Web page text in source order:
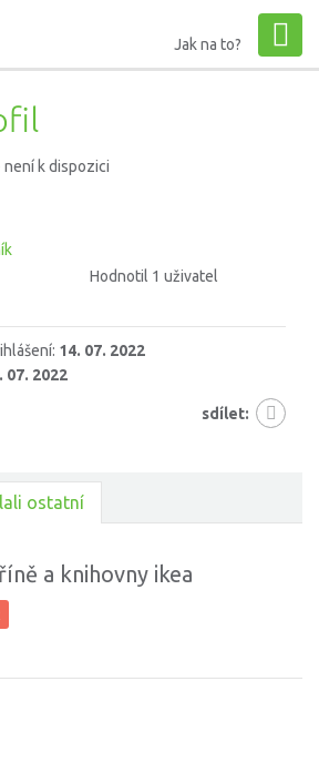
Jak na to?
Hodnotil 1 uživatel
14. 07. 2022
07. 2022
sdílet:
ostatní
a knihovny ikea